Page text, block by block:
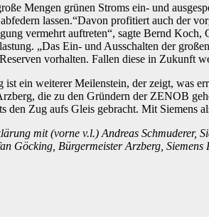
Mengen grünen Stroms ein- und
lassen.“Davon profitiert auch der
vermehrt auftreten“, sagte Bernd
„Das Ein- und Ausschalten der
vorhalten. Fallen diese in
ein weiterer Meilenstein, der zeigt, was
die zu den Gründern der ZENOB
den Zug aufs Gleis gebracht. Mit Siemens
mit (vorne v.l.) Andreas Schmuderer,
Göcking, Bürgermeister Arzberg,